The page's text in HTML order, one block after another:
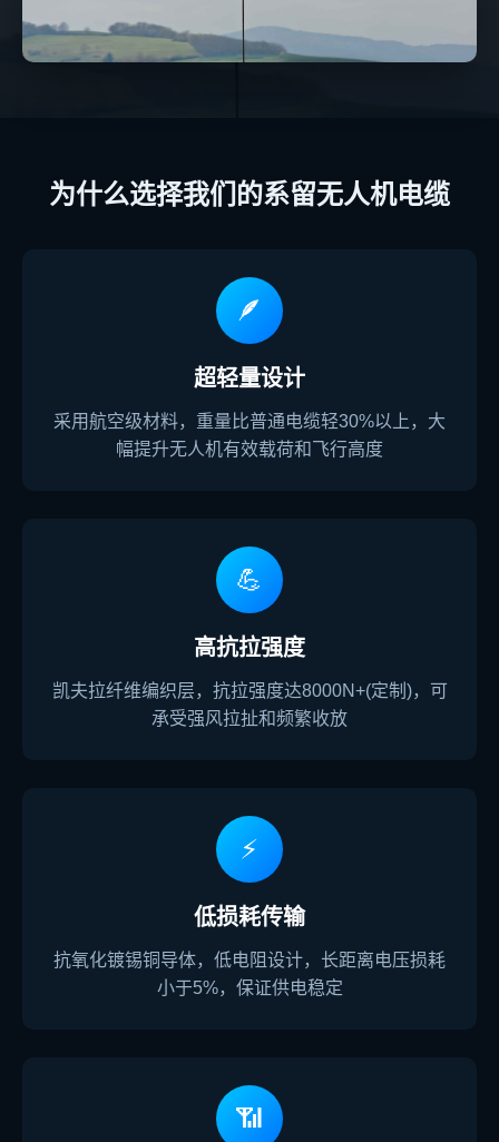
为什么选择我们的系留无人机电缆
🪶
超轻量设计
采用航空级材料，重量比普通电缆轻30%以上，大
幅提升无人机有效载荷和飞行高度
💪
高抗拉强度
凯夫拉纤维编织层，抗拉强度达8000N+(定制)，可
承受强风拉扯和频繁收放
⚡
低损耗传输
抗氧化镀锡铜导体，低电阻设计，长距离电压损耗
小于5%，保证供电稳定
📶